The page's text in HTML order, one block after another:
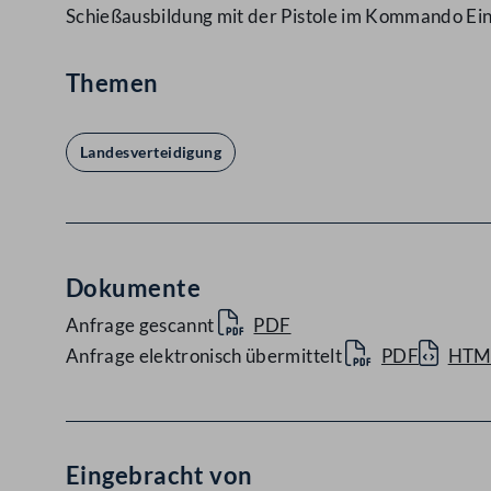
Schießausbildung mit der Pistole im Kommando
Themen
Landesverteidigung
Dokumente
Anfrage gescannt
PDF
Anfrage elektronisch übermittelt
PDF
Eingebracht von